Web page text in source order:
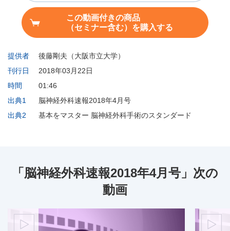
提供者
後藤剛夫（大阪市立大学）
刊行日
2018年03月22日
時間
01:46
出典1
脳神経外科速報2018年4月号
出典2
基本をマスター 脳神経外科手術のスタンダード
この動画付きの商品
（セミナー含む）を購入する
「脳神経外科速報2018年4月号」次の
動画